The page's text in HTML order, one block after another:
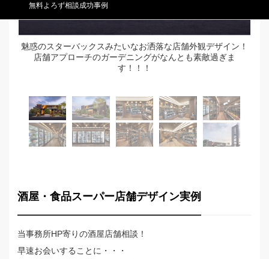
無料よろず相談成功事例
魅惑のスターバックスみたいなお洒落な店舗外観デザイン！
店舗アプローチのガーデニングがなんとも素敵過ぎま
す！！！
酒屋・食品スーパー店舗デザイン実例
当事務所HP寄りの酒屋店舗相談！
早速お会いすることに・・・